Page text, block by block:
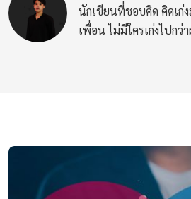
นักเขียนที่ชอบคิด คิดเก่
เพื่อน ไม่มีใครเก่งไปกว่